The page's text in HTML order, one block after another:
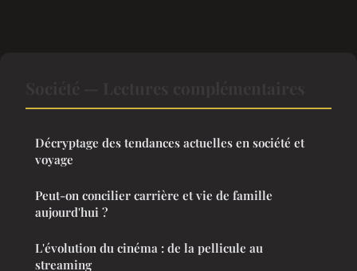
Décryptage des tendances actuelles en société et
voyage
Peut-on concilier carrière et vie de famille
aujourd'hui ?
L'évolution du cinéma : de la pellicule au
streaming